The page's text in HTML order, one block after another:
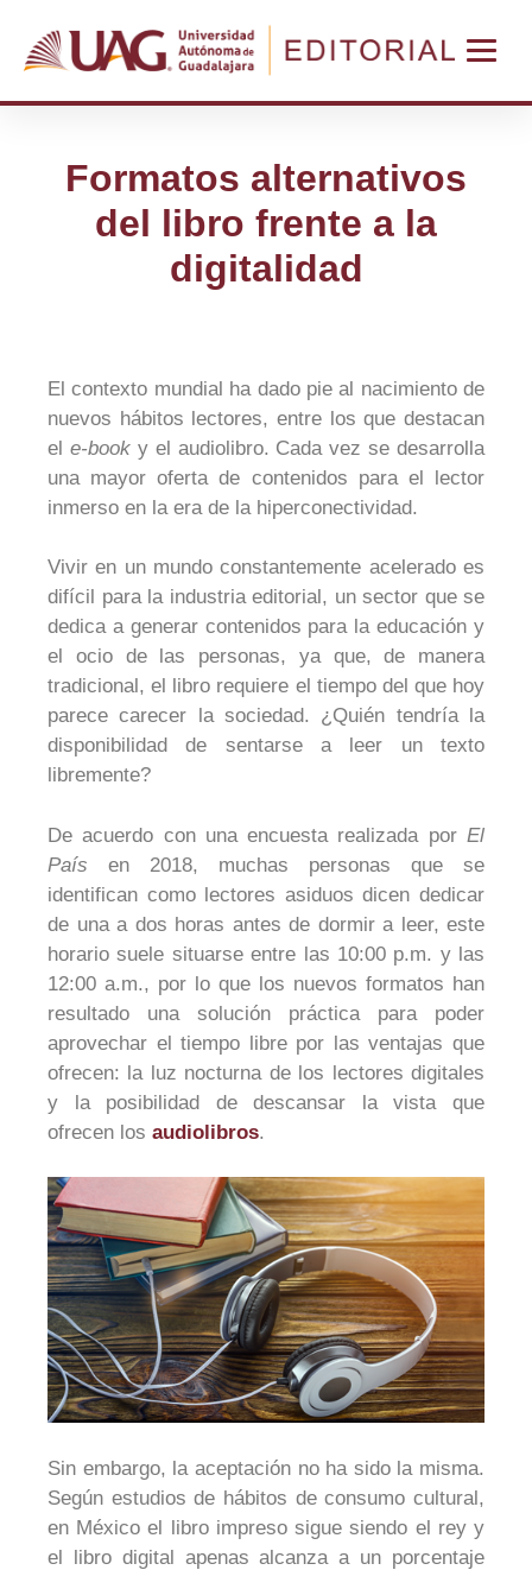
Formatos alternativos
del libro frente a la
digitalidad
El contexto mundial ha dado pie al nacimiento de
nuevos hábitos lectores, entre los que destacan
el e-booky el audiolibro. Cada vez se desarrolla
una mayor oferta de contenidos para el lector
inmerso en la era de la hiperconectividad.
Vivir en un mundo constantemente acelerado es
difícil para la industria editorial, un sector que se
dedica a generar contenidos para la educación y
el ocio de las personas, ya que, de manera
tradicional, el libro requiere el tiempo del que hoy
parece carecer la sociedad. ¿Quién tendría la
disponibilidad de sentarse a leer un texto
libremente?
De acuerdo con una encuesta realizada por El
País en 2018, muchas personas que se
identifican como lectores asiduos dicen dedicar
de una a dos horas antes de dormir a leer, este
horario suele situarse entre las 10:00 p.m. y las
12:00 a.m., por lo que los nuevos formatos han
resultado una solución práctica para poder
aprovechar el tiempo libre por las ventajas que
ofrecen: la luz nocturna de los lectores digitales
y la posibilidad de descansar la vista que
ofrecen los audiolibros.
Sin embargo, la aceptación no ha sido la misma.
Según estudios de hábitos de consumo cultural,
en México el libro impreso sigue siendo el rey y
el libro digital apenas alcanza a un porcentaje